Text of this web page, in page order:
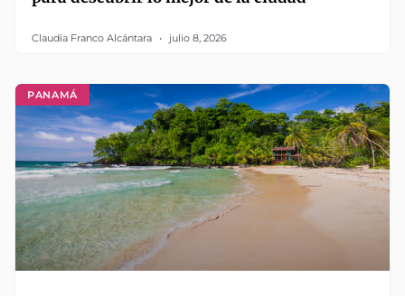
Claudia Franco Alcántara julio 8, 2026
PANAMÁ